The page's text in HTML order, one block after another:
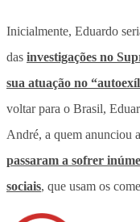
Inicialmente, Eduardo
das investigações no
sua atuação no
voltar para o Brasil,
André, a quem anunciou
passaram a sofrer
sociais, que usam os